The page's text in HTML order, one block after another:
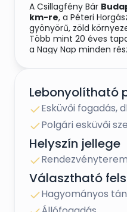
A Csillagfény Bár
km-re, a Péteri
gyönyörű, zöld
Több mint 20 éves
a Nagy Nap minden
A reggeltől estig tartó
szükséges helyszínt
készülődéshez külön,
öltözőáll
tóparti
nagy napra. Igény
felszolgálunk a
A boldogító „Igen”
Lebonyolítható
Esküvői fogadás,
Polgári esküvői
Helyszín jellege
Rendezvényterem
Választható
Hagyományos